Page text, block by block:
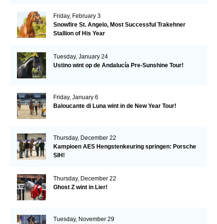
Friday, February 3
Snowfire St. Angelo, Most Successful Trakehner
Stallion of His Year
Tuesday, January 24
Ustino wint op de Andalucía Pre-Sunshine Tour!
Friday, January 6
Baloucante di Luna wint in de New Year Tour!
Thursday, December 22
Kampioen AES Hengstenkeuring springen: Porsche
SIH!
Thursday, December 22
Ghost Z wint in Lier!
Tuesday, November 29